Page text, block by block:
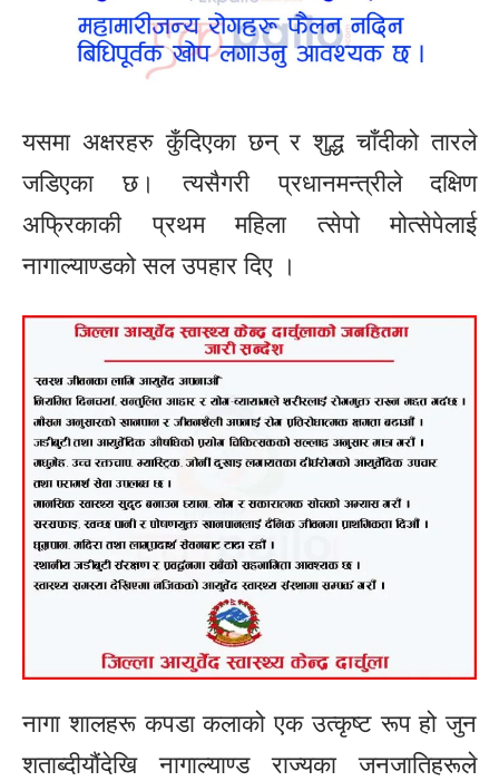
यसमा अक्षरहरु कुँदिएका छन् र शुद्ध चाँदीको तारले
जडिएका छ। त्यसैगरी प्रधानमन्त्रीले दक्षिण
अफ्रिकाकी प्रथम महिला त्सेपो मोत्सेपेलाई
नागाल्याण्डको सल उपहार दिए ।
नागा शालहरू कपडा कलाको एक उत्कृष्ट रूप हो जुन
शताब्दीयौंदेखि नागाल्याण्ड राज्यका जनजातिहरूले